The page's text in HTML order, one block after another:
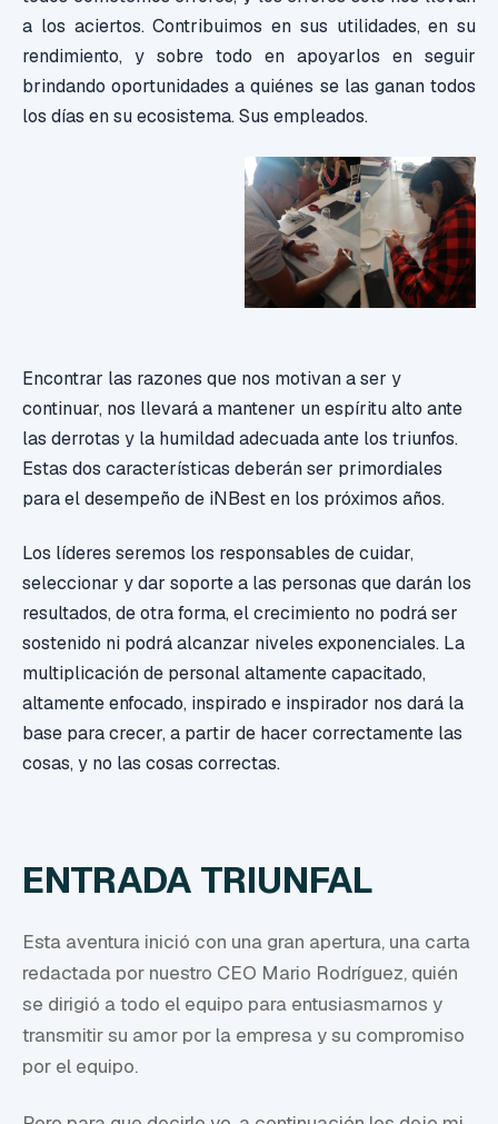
a los aciertos. Contribuimos en sus utilidades, en su
rendimiento, y sobre todo en apoyarlos en seguir
brindando oportunidades a quiénes se las ganan todos
los días en su ecosistema. Sus empleados.
Encontrar las razones que nos motivan a ser y
continuar, nos llevará a mantener un espíritu alto ante
las derrotas y la humildad adecuada ante los triunfos.
Estas dos características deberán ser primordiales
para el desempeño de iNBest en los próximos años.
Los líderes seremos los responsables de cuidar,
seleccionar y dar soporte a las personas que darán los
resultados, de otra forma, el crecimiento no podrá ser
sostenido ni podrá alcanzar niveles exponenciales. La
multiplicación de personal altamente capacitado,
altamente enfocado, inspirado e inspirador nos dará la
base para crecer, a partir de hacer correctamente las
cosas, y no las cosas correctas.
ENTRADA TRIUNFAL
Esta aventura inició con una gran apertura, una carta
redactada por nuestro CEO Mario Rodríguez, quién
se dirigió a todo el equipo para entusiasmarnos y
transmitir su amor por la empresa y su compromiso
por el equipo.